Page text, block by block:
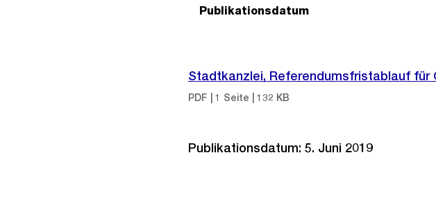
Publikationsdatum
Stadtkanzlei, Referendumsfristablauf für
PDF | 1 Seite | 132 KB
Publikationsdatum: 5. Juni 2019